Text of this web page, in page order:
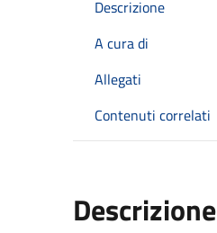
Descrizione
A cura di
Allegati
Contenuti correlati
Descrizione